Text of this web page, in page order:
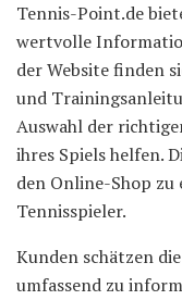
Tennis-Point.de
wertvolle
der Website finden
und
Auswahl der
ihres Spiels helfen.
den Online-Shop
Tennisspieler.
Kunden schätzen
umfassend zu